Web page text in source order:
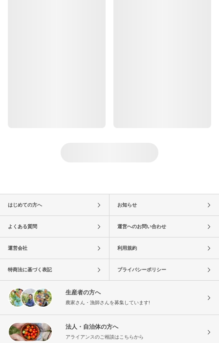
はじめての方へ お知らせ
よくある質問 運営へのお問い合わせ
運営会社 利用規約
特商法に基づく表記 プライバシーポリシー
生産者の方へ
農家さん・漁師さんを募集しています!
法人・自治体の方へ
アライアンスのご相談はこちらから